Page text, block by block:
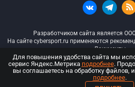
Разработчиком сайта является
На сайте cybersport.ru применяются
Документы
© ООО «Киберспорт.ру» — Все
18+
Для повышения удобства сайта мы
сервис Яндекс.Метрика подробнее.
вы соглашаетесь на обработку файлов,
подробнее.